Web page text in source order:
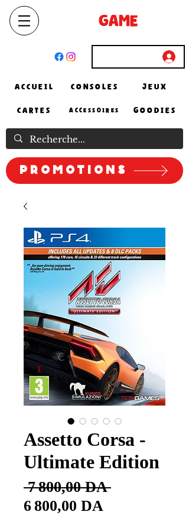
GAME
ACCUEIL CONSOLES JEUX
CARTES ACCESSOIRES GOODIES
Promotions
Assetto Corsa -
Ultimate Edition
7 800,00 DA Prix
6 800,00 DA